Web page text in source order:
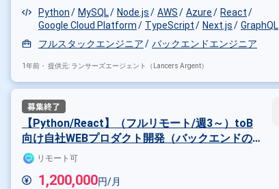
Python
MySQL Node.js AWS Azure
React
Google Cloud Platform
TypeScript Next.js
GraphQL
フルスタックエンジニア
バックエンドエンジニア
1年前・ 提供元: ランサーズエージェント（Lancers Argent）
【Python/React】（フルリモート/週3～）toB
向け自社WEBプロダクト開発（バックエンドの
Kotlin開発に興味ある方歓迎！）
リモート可
1,200,000円/月